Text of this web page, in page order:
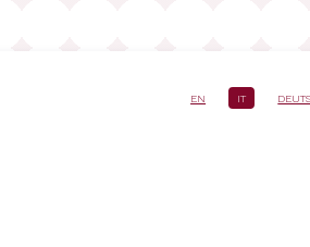
EN IT